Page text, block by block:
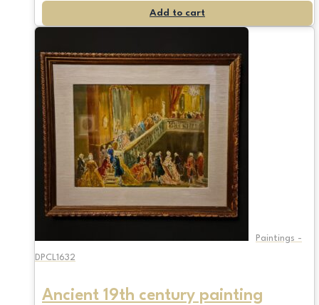
Add to cart
Paintings -
DPCL1632
Ancient 19th century painting